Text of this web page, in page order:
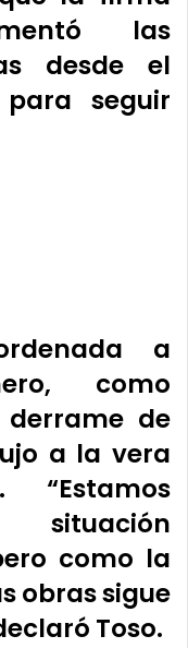
las
desde el
seguir
a
como
de
a la vera
situación
como la
obras sigue
Toso.